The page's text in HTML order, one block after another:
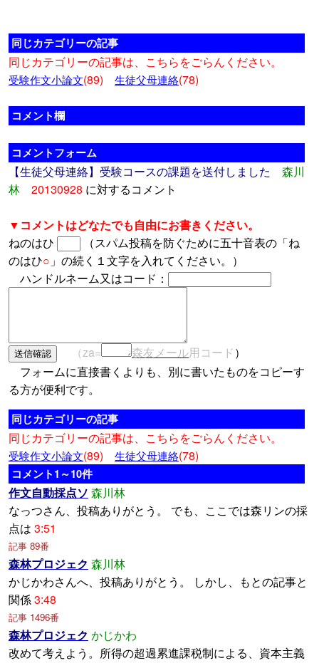
同じカテゴリーの記事
同じカテゴリーの記事は、こちらをごらんください。
受験作文小論文(89) 生徒父母連絡(78)
コメント欄
コメントフォーム
【生徒父母連絡】受験コースの課題を送付しました
森川
林
20130928 に対するコメント
▼コメントはどなたでも自由にお書きください。
ねのはひ
（スパム投稿を防ぐために五十音表の「ね
のはひ○ 」の続く１文字を入れてください。）
ハンドルネーム又はコード：
（za= 森友メール用コード）
フォームに直接書くよりも、別に書いたものをコピーす
る方が便利です。
同じカテゴリーの記事
同じカテゴリーの記事は、こちらをごらんください。
受験作文小論文(89) 生徒父母連絡(78)
コメント1～10件
作文自動採点ソ 森川林
なっつさん、投稿ありがとう。 でも、ここでは森リンの採
点は 3:51
記事 89番
森林プロジェク 森川林
かじかわさんへ、投稿ありがとう。 しかし、もとの記事と
関係3:48
記事 1496番
森林プロジェク かじかわ
改めて考えよう。所得の超過累進課税制による、資本主義